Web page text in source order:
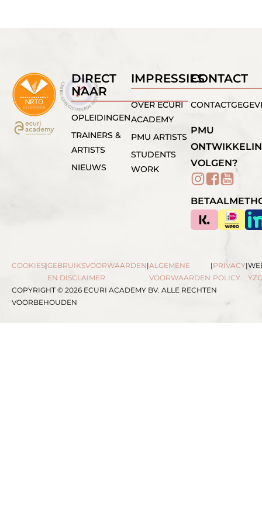
DIRECT
NAAR
OPLEIDINGEN
TRAINERS &
ARTISTS
NIEUWS
IMPRESSIES
OVER ECURI
ACADEMY
PMU ARTISTS
STUDENTS
WORK
CONTACT
PMU
VOLGEN?
COPYRIGHT © 2026 ECURI ACADEMY BV. ALLE RECHTEN
VOORBEHOUDEN
COOKIES|GEBRUIKSVOORWAARDEN
EN DISCLAIMER
|ALGEMENE
VOORWAARDEN
|PRIVACY
POLICY
|